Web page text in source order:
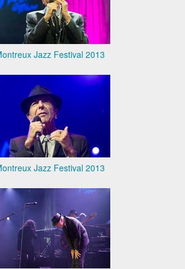
Jazz Festival 2013
Jazz Festival 2013